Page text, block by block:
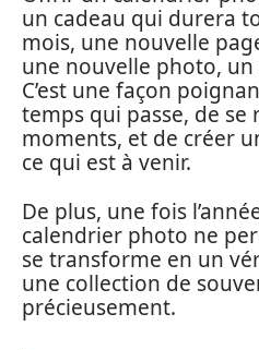
un cadeau qui durera
mois, une nouvelle
une nouvelle photo,
C’est une façon
temps qui passe, de se
moments, et de créer
ce qui est à venir.
De plus, une fois
calendrier photo ne
se transforme en un
une collection de
précieusement.